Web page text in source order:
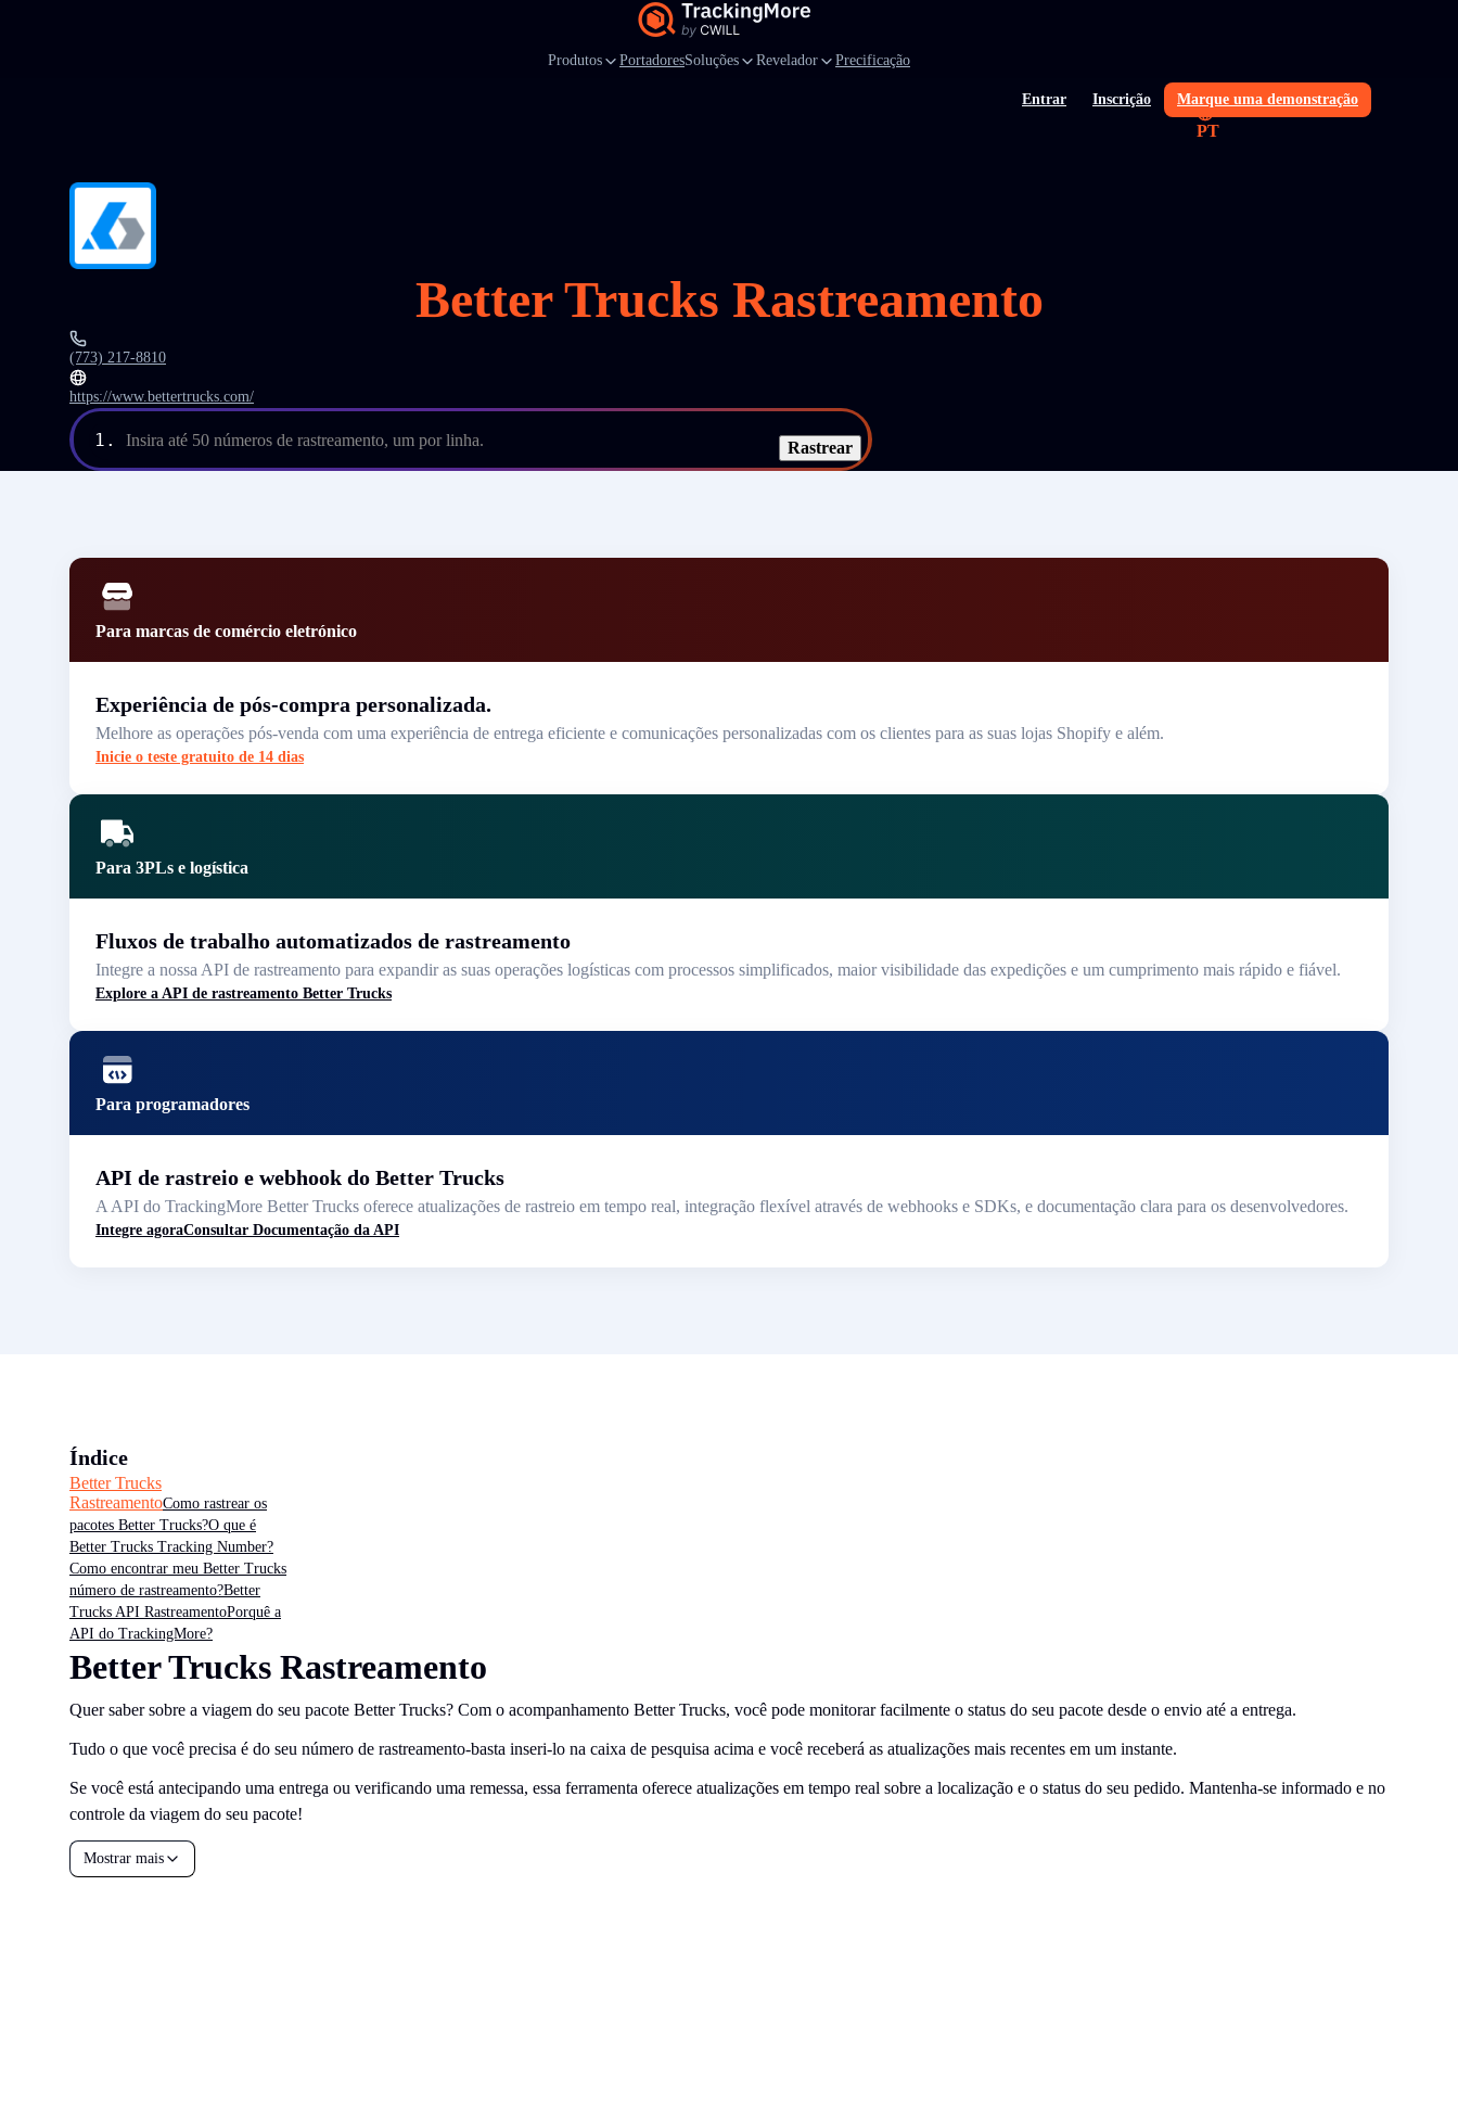
Produtos PortadoresSoluções Revelador Precificação
Entrar Inscrição Marque uma demonstração
PT
Better Trucks Rastreamento
(773) 217-8810
https://www.bettertrucks.com/
1. Insira até 50 números de rastreamento, um por linha. Rastrear
Para marcas de comércio eletrónico
Experiência de pós-compra personalizada.
Melhore as operações pós-venda com uma experiência de entrega eficiente e comunicações personalizadas com os clientes para as suas lojas Shopify e além.
Inicie o teste gratuito de 14 dias
Para 3PLs e logística
Fluxos de trabalho automatizados de rastreamento
Integre a nossa API de rastreamento para expandir as suas operações logísticas com processos simplificados, maior visibilidade das expedições e um cumprimento mais rápido e fiável.
Explore a API de rastreamento Better Trucks
Para programadores
API de rastreio e webhook do Better Trucks
A API do TrackingMore Better Trucks oferece atualizações de rastreio em tempo real, integração flexível através de webhooks e SDKs, e documentação clara para os desenvolvedores.
Integre agoraConsultar Documentação da API
Índice
Better Trucks
RastreamentoComo rastrear os
pacotes Better Trucks?O que é
Better Trucks Tracking Number?
Como encontrar meu Better Trucks
número de rastreamento?Better
Trucks API RastreamentoPorquê a
API do TrackingMore?
Better Trucks Rastreamento
Quer saber sobre a viagem do seu pacote Better Trucks? Com o acompanhamento Better Trucks, você pode monitorar facilmente o status do seu pacote desde o envio até a entrega.
Tudo o que você precisa é do seu número de rastreamento-basta inseri-lo na caixa de pesquisa acima e você receberá as atualizações mais recentes em um instante.
Se você está antecipando uma entrega ou verificando uma remessa, essa ferramenta oferece atualizações em tempo real sobre a localização e o status do seu pedido. Mantenha-se informado e no
controle da viagem do seu pacote!
Mostrar mais